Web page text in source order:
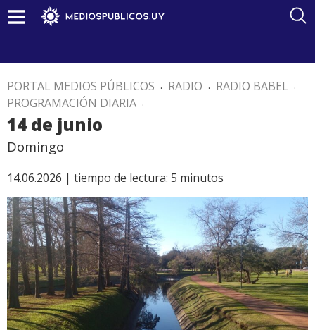
PORTAL MEDIOS PÚBLICOS . RADIO . RADIO BABEL .
PROGRAMACIÓN DIARIA .
14 de junio
Domingo
14.06.2026 | tiempo de lectura: 5 minutos